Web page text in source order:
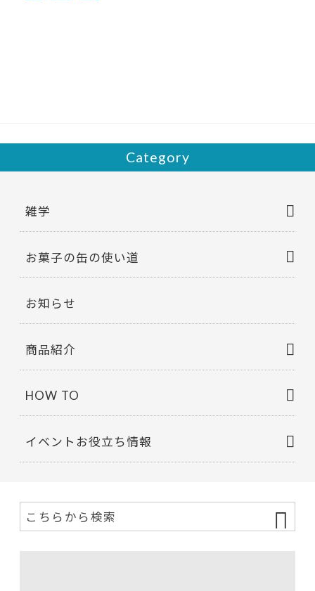
ac w
Category
雑学
お菓子の缶の使い道
お知らせ
商品紹介
HOW TO
イベントお役立ち情報